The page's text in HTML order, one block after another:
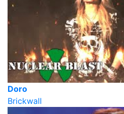
Doro
Brickwall